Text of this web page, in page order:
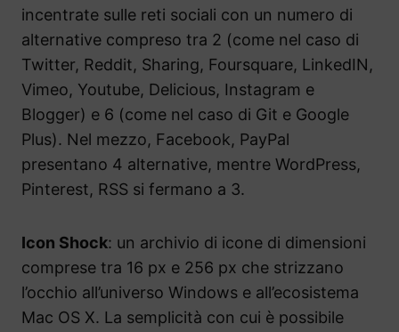
incentrate sulle reti sociali con un numero di
alternative compreso tra 2 (come nel caso di
Twitter, Reddit, Sharing, Foursquare, LinkedIN,
Vimeo, Youtube, Delicious, Instagram e
Blogger) e 6 (come nel caso di Git e Google
Plus). Nel mezzo, Facebook, PayPal
presentano 4 alternative, mentre WordPress,
Pinterest, RSS si fermano a 3.
Icon Shock: un archivio di icone di dimensioni
comprese tra 16 px e 256 px che strizzano
l’occhio all’universo Windows e all’ecosistema
Mac OS X. La semplicità con cui è possibile